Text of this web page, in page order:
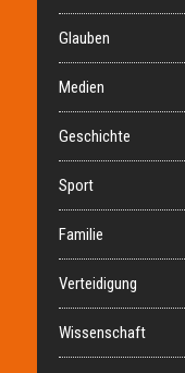
Glauben
Medien
Geschichte
Sport
Familie
Verteidigung
Wissenschaft